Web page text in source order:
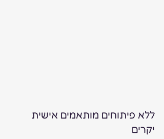
ללא פיתוחים מותאמים אישית
יקרים